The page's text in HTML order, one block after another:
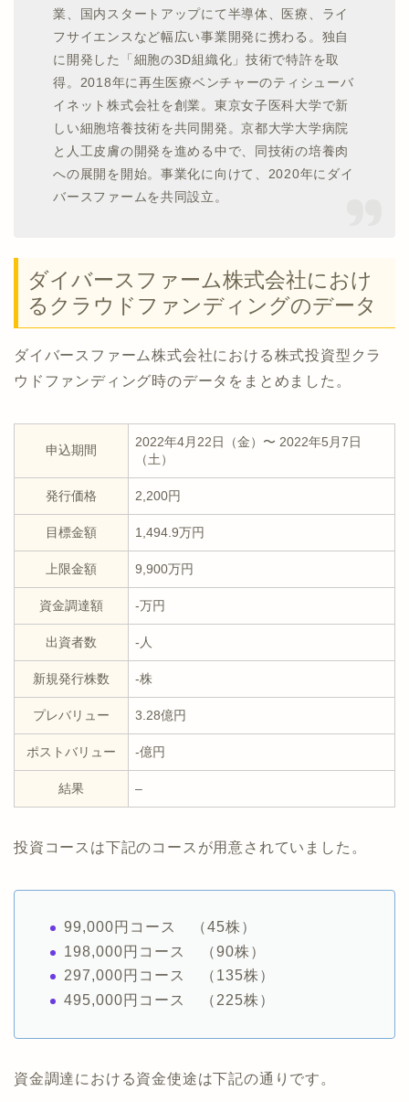
業、国内スタートアップにて半導体、医療、ライ
フサイエンスなど幅広い事業開発に携わる。独自
に開発した「細胞の3D組織化」技術で特許を取
得。2018年に再生医療ベンチャーのティシューバ
イネット株式会社を創業。東京女子医科大学で新
しい細胞培養技術を共同開発。京都大学大学病院
と人工皮膚の開発を進める中で、同技術の培養肉
への展開を開始。事業化に向けて、2020年にダイ
バースファームを共同設立。
ダイバースファーム株式会社におけ
るクラウドファンディングのデータ
ダイバースファーム株式会社における株式投資型クラ
ウドファンディング時のデータをまとめました。
申込期間
2022年4月22日（金）〜 2022年5月7日
（土）
発行価格 2,200円
目標金額 1,494.9万円
上限金額 9,900万円
資金調達額 -万円
出資者数 -人
新規発行株数 -株
プレバリュー 3.28億円
ポストバリュー -億円
結果 –
投資コースは下記のコースが用意されていました。
99,000円コース （45株）
198,000円コース （90株）
297,000円コース （135株）
495,000円コース （225株）
資金調達における資金使途は下記の通りです。